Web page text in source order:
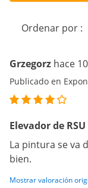
Ordenar por :
Grzegorz hace
Publicado en
Elevador de RSU
La pintura se va
bien.
Mostrar valoración